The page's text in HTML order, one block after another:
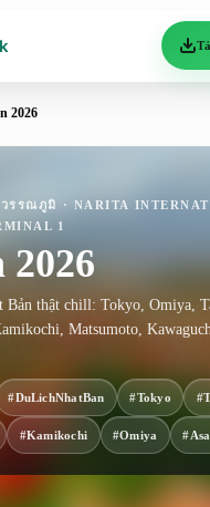
2026
รรณภูมิ · NARITA
1
2026
Bản thật chill: Tokyo, Omiya,
Matsumoto,
#DuLichNhatBan #Tokyo
#Kamikochi #Omiya